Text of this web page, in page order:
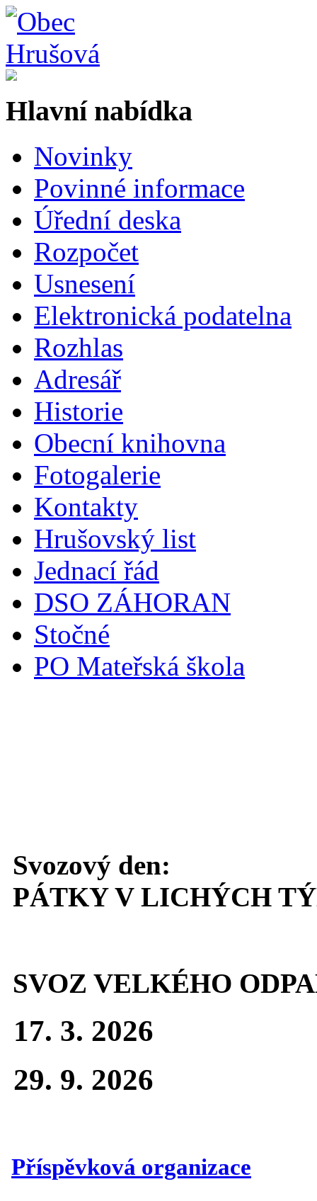
Hlavní nabídka
Novinky
Povinné informace
Úřední deska
Rozpočet
Usnesení
Elektronická podatelna
Rozhlas
Adresář
Historie
Obecní knihovna
Fotogalerie
Kontakty
Hrušovský list
Jednací řád
DSO ZÁHORAN
Stočné
PO Mateřská škola
Svozový den:
PÁTKY V LICHÝCH
SVOZ VELKÉHO
17. 3. 2026
29. 9. 2026
Příspěvková organizace